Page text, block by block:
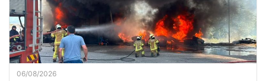
06/08/2026